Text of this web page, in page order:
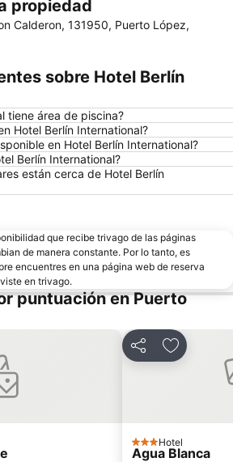
propiedad
Calderon, 131950, Puerto López,
sobre Hotel Berlín
tiene área de piscina?
Hotel Berlín International?
en Hotel Berlín International?
Berlín International?
están cerca de Hotel Berlín
que recibe trivago de las páginas
de manera constante. Por lo tanto, es
encuentres en una página web de reserva
en trivago.
puntuación en Puerto
CompartirAgregar
3 Estrellas
Hotel
Agua Blanca